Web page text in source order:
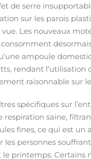
de serre
sur les parois
Les nouveaux
ampoule
rendant l’utilisation
raisonnable sur
spécifiques sur
respiration saine,
fines, ce qui est un
les personnes
le printemps. Certains